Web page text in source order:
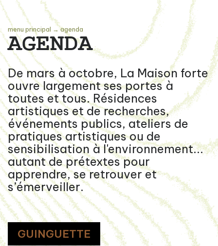
menu principal →agenda
AGENDA
De mars à octobre, La Maison forte
ouvre largement ses portes à
toutes et tous. Résidences
artistiques et de recherches,
événements publics, ateliers de
pratiques artistiques ou de
sensibilisation à l'environnement...
autant de prétextes pour
apprendre, se retrouver et
s’émerveiller.
GUINGUETTE